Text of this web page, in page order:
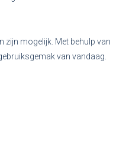
zijn mogelijk. Met behulp van
van vandaag.